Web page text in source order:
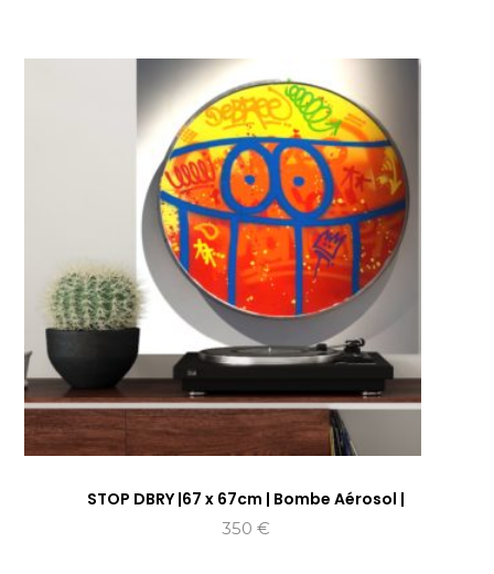
STOP DBRY |67 x 67cm | Bombe Aérosol |
350€